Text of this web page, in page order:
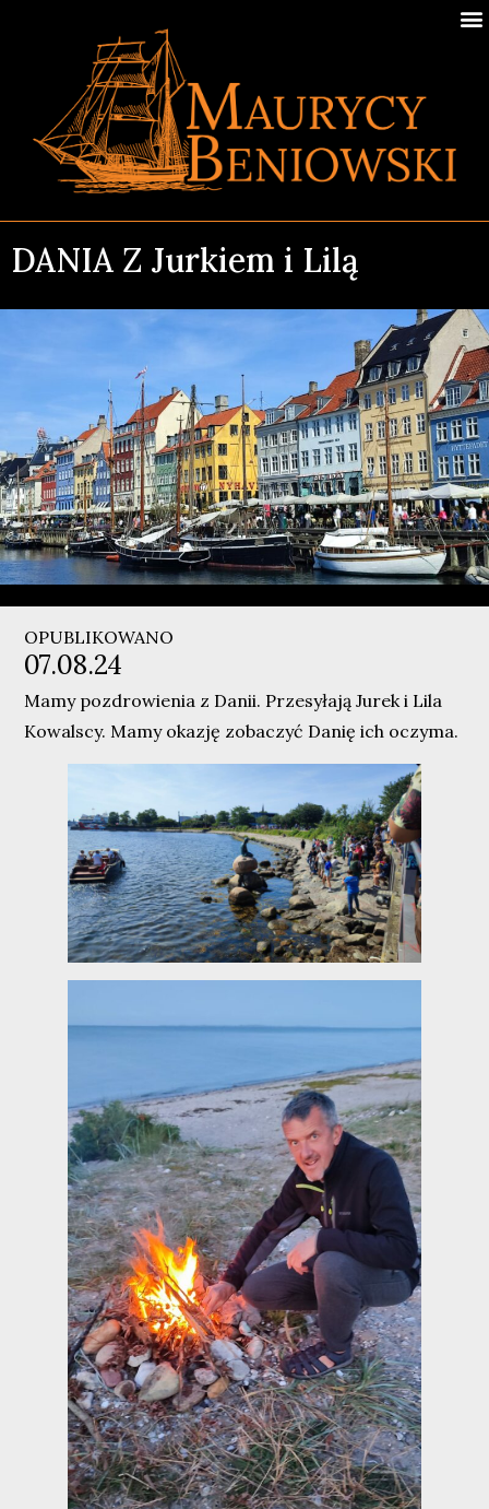
DANIA Z Jurkiem i Lilą
OPUBLIKOWANO
07.08.24
Mamy pozdrowienia z Danii. Przesyłają Jurek i Lila
Kowalscy. Mamy okazję zobaczyć Danię ich oczyma.